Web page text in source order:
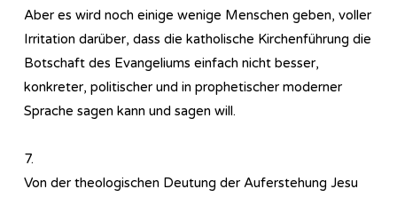
Aber es wird noch einige wenige Menschen geben, voller
Irritation darüber, dass die katholische Kirchenführung die
Botschaft des Evangeliums einfach nicht besser,
konkreter, politischer und in prophetischer moderner
Sprache sagen kann und sagen will.
7.
Von der theologischen Deutung der Auferstehung Jesu